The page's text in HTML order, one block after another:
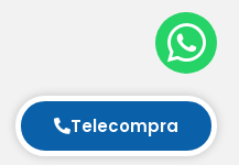
Telecompra